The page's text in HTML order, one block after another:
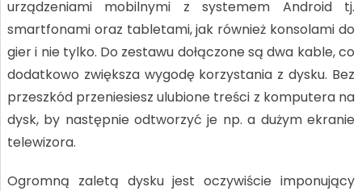
urządzeniami mobilnymi z systemem Android tj.
smartfonami oraz tabletami, jak również konsolami do
gier i nie tylko. Do zestawu dołączone są dwa kable, co
dodatkowo zwiększa wygodę korzystania z dysku. Bez
przeszkód przeniesiesz ulubione treści z komputera na
dysk, by następnie odtworzyć je np. a dużym ekranie
telewizora.
Ogromną zaletą dysku jest oczywiście imponujący